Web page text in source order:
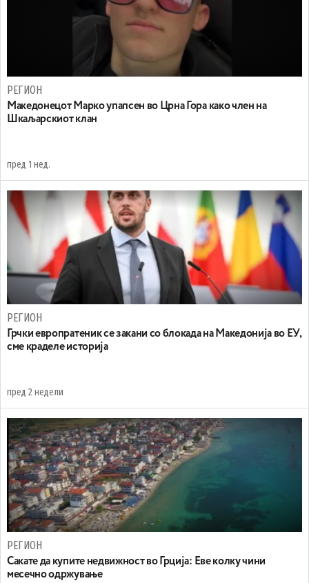
РЕГИОН
Maкедонецот Марко упапсен во Црна Гора како член на
Шкаљарскиот клан
пред 1 нед.
РЕГИОН
Грчки европратеник се закани со блокада на Македонија во ЕУ,
сме краделе историја
пред 2 недели
РЕГИОН
Сакате да купите недвижност во Грција: Еве колку чини
месечно одржување